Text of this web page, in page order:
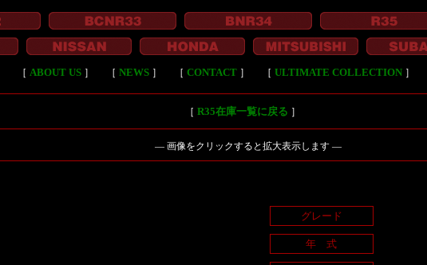
［ ABOUT US］ ［ NEWS］ ［ CONTACT］ ［ ULTIMATE COLLECTION］
［ R35在庫一覧に戻る ］
― 画像をクリックすると拡大表示します ―
グレード
年 式